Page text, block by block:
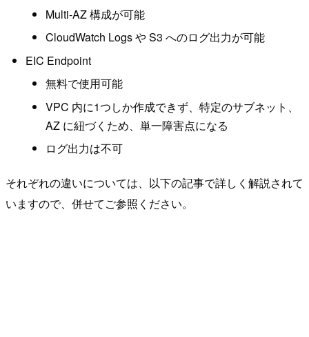
Multi-AZ 構成が可能
CloudWatch Logs や S3 へのログ出力が可能
EIC Endpoint
無料で使用可能
VPC 内に1つしか作成できず、特定のサブネット、
AZ に紐づくため、単一障害点になる
ログ出力は不可
それぞれの違いについては、以下の記事で詳しく解説されて
いますので、併せてご参照ください。